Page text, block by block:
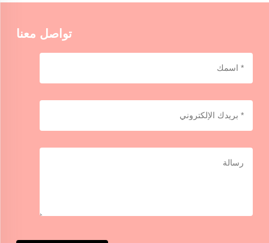
اللصق، لذلك من المستحسن أن تكون حذراً.
تواصل معنا